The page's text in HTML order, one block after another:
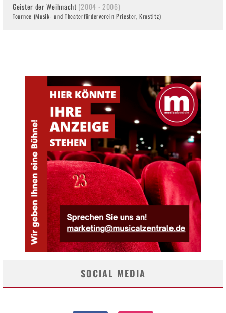
Geister der Weihnacht (2004 - 2006)
Tournee (Musik- und Theaterförderverein Priester, Krostitz)
SOCIAL MEDIA